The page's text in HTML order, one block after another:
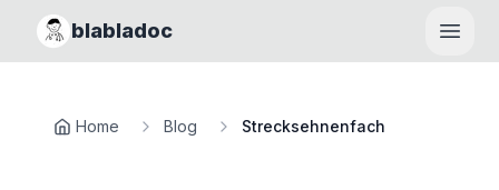
blabladoc
Home Blog Strecksehnenfach